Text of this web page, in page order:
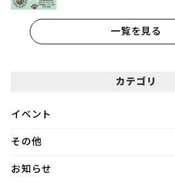
一覧を見る
カテゴリ
イベント
その他
お知らせ